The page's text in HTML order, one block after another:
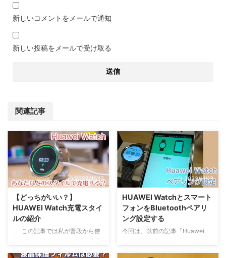
新しいコメントをメールで通知
新しい投稿をメールで受け取る
関連記事
2022/11/13
【どっちがいい？】
HUAWEI Watch充電スタイ
ルの紹介
この記事では私が普段から使
スタイルについて軽く紹介レビュ
2022/11/13
HUAWEI Watchとスマート
フォンをBluetoothペアリ
ング設定する
今回は、以前の記事「Huawei
介しきれなかったスマートウォッ